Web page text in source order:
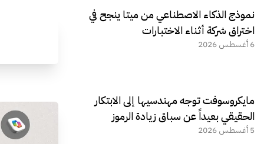
نموذج الذكاء الاصطناعي من ميتا ينجح في
اختراق شركة أثناء الاختبارات
6 أغسطس 2026
مايكروسوفت توجه مهندسيها إلى الابتكار
الحقيقي بعيداً عن سباق زيادة الرموز
5 أغسطس 2026